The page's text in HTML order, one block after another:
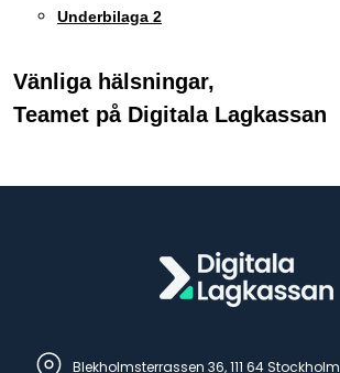
Underbilaga 2
Vänliga hälsningar,
Teamet på Digitala Lagkassan
Blekholmsterrassen 36, 111 64 Stockholm